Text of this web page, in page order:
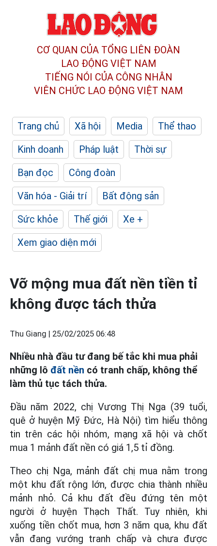
CƠ QUAN CỦA TỔNG LIÊN ĐOÀN
LAO ĐỘNG VIỆT NAM
TIẾNG NÓI CỦA CÔNG NHÂN
VIÊN CHỨC LAO ĐỘNG VIỆT NAM
Trang chủ Xã hội Media
Thể thao
Kinh doanh
Pháp luật
Thời sự
Bạn đọc
Công đoàn
Văn hóa - Giải trí
Bất động sản
Sức khỏe
Thế giới
Xe +
Xem giao diện mới
Vỡ mộng mua đất nền tiền tỉ
không được tách thửa
Thu Giang | 25/02/2025 06:48
Nhiều nhà đầu tư đang bế tắc khi mua phải
những lô đất nền có tranh chấp, không thể
làm thủ tục tách thửa.
Đầu năm 2022, chị Vương Thị Nga (39 tuổi,
quê ở huyện Mỹ Đức, Hà Nội) tìm hiểu thông
tin trên các hội nhóm, mạng xã hội và chốt
mua 1 mảnh đất nền có giá 1,5 tỉ đồng.
Theo chị Nga, mảnh đất chị mua nằm trong
một khu đất rộng lớn, được chia thành nhiều
mảnh nhỏ. Cả khu đất đều đứng tên một
người ở huyện Thạch Thất. Tuy nhiên, khi
xuống tiền chốt mua, hơn 3 năm qua, khu đất
vẫn đang vướng tranh chấp và chưa được